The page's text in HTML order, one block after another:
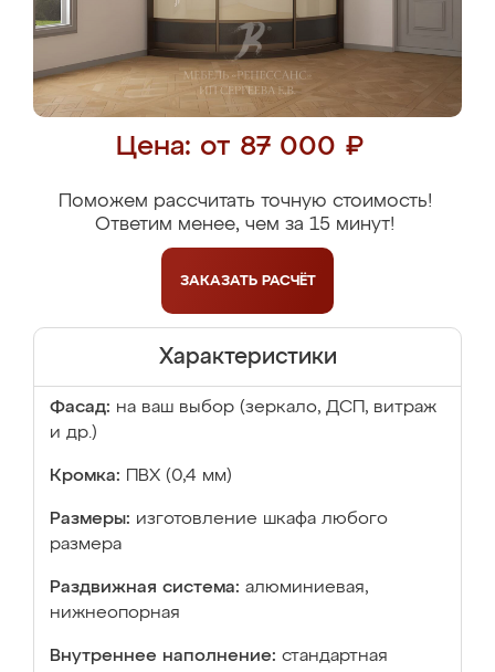
Цена: от 87 000 ₽
Поможем рассчитать точную стоимость!
Ответим менее, чем за 15 минут!
ЗАКАЗАТЬ РАСЧЁТ
Характеристики
Фасад: на ваш выбор (зеркало, ДСП, витраж
и др.)
Кромка: ПВХ (0,4 мм)
Размеры: изготовление шкафа любого
размера
Раздвижная система: алюминиевая,
нижнеопорная
Внутреннее наполнение: стандартная